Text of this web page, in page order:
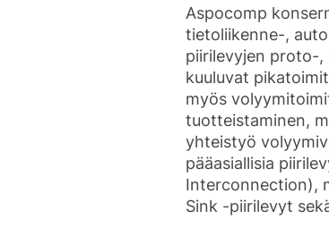
Aspocomp
tietoliikenne-,
piirilevyjen proto-,
kuuluvat
myös
tuotteistaminen,
yhteistyö
pääasiallisia
Interconnection),
Sink -piirilevyt